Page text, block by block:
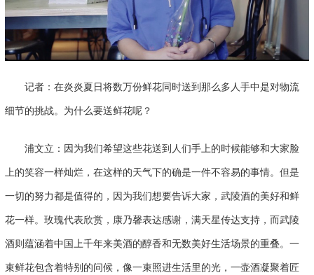
记者：在炎炎夏日将数万份鲜花同时送到那么多人手中是对物流
细节的挑战。为什么要送鲜花呢？
浦文立：因为我们希望这些花送到人们手上的时候能够和大家脸
上的笑容一样灿烂，在这样的天气下的确是一件不容易的事情。但是
一切的努力都是值得的，因为我们想要告诉大家，武陵酒的美好和鲜
花一样。玫瑰代表欣赏，康乃馨表达感谢，满天星传达支持，而武陵
酒则蕴涵着中国上千年来美酒的醇香和无数美好生活场景的重叠。一
束鲜花包含着特别的问候，像一束照进生活里的光，一壶酒凝聚着匠